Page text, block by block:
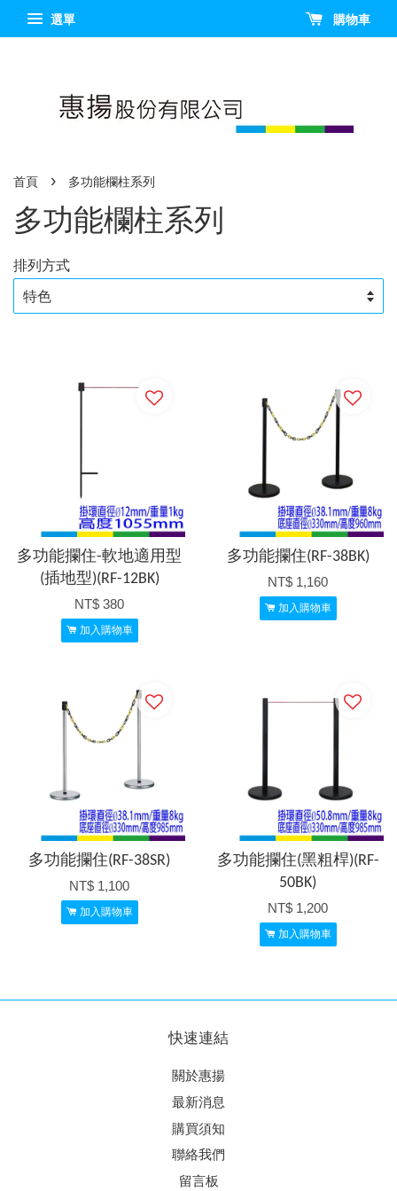
選單 購物車
首頁 › 多功能欄柱系列
多功能欄柱系列
排列方式
多功能攔住-軟地適用型
(插地型)(RF-12BK)
NT$ 380
加入購物車
多功能攔住(RF-38BK)
NT$ 1,160
加入購物車
多功能攔住(RF-38SR)
NT$ 1,100
加入購物車
多功能攔住(黑粗桿)(RF-
50BK)
NT$ 1,200
加入購物車
快速連結
關於惠揚
最新消息
購買須知
聯絡我們
留言板